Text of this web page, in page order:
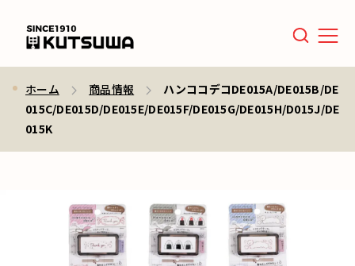
Menu
ホーム 商品情報
ハンココデコDE015A/DE015B/DE
015C/DE015D/DE015E/DE015F/DE015G/DE015H/D015J/DE
015K